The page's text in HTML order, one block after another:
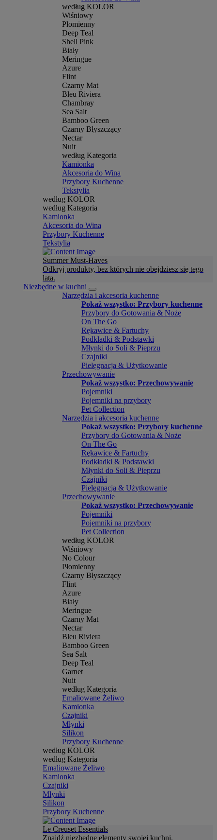
według KOLOR
Wiśniowy
Płomienny
Deep Teal
Shell Pink
Biały
Meringue
Azure
Flint
Czarny Mat
Bleu Riviera
Chambray
Sea Salt
Bamboo Green
Czarny Błyszczący
Nectar
Nuit
według Kategoria
Kamionka
Akcesoria do Wina
Przybory Kuchenne
Tekstylia
według KOLOR
według Kategoria
Kamionka
Akcesoria do Wina
Przybory Kuchenne
Tekstylia
Summer Must-Haves
Odkryj produkty, bez których nie obejdziesz się tego
lata.
Niezbędne w kuchni
Narzędzia i akcesoria kuchenne
Pokaż wszystko: Przybory kuchenne
Przybory do Gotowania & Noże
On The Go
Rękawice & Fartuchy
Podkładki & Podstawki
Młynki do Soli & Pieprzu
Czajniki
Pielęgnacja & Użytkowanie
Przechowywanie
Pokaż wszystko: Przechowywanie
Pojemniki
Pojemniki na przybory
Pet Collection
Narzędzia i akcesoria kuchenne
Pokaż wszystko: Przybory kuchenne
Przybory do Gotowania & Noże
On The Go
Rękawice & Fartuchy
Podkładki & Podstawki
Młynki do Soli & Pieprzu
Czajniki
Pielęgnacja & Użytkowanie
Przechowywanie
Pokaż wszystko: Przechowywanie
Pojemniki
Pojemniki na przybory
Pet Collection
według KOLOR
Wiśniowy
No Colour
Płomienny
Czarny Błyszczący
Flint
Azure
Biały
Meringue
Czarny Mat
Nectar
Bleu Riviera
Bamboo Green
Sea Salt
Deep Teal
Garnet
Nuit
według Kategoria
Emaliowane Żeliwo
Kamionka
Czajniki
Młynki
Silikon
Przybory Kuchenne
według KOLOR
według Kategoria
Emaliowane Żeliwo
Kamionka
Czajniki
Młynki
Silikon
Przybory Kuchenne
Le Creuset Essentials
Znajdź niezbędne elementy swojej kuchni.